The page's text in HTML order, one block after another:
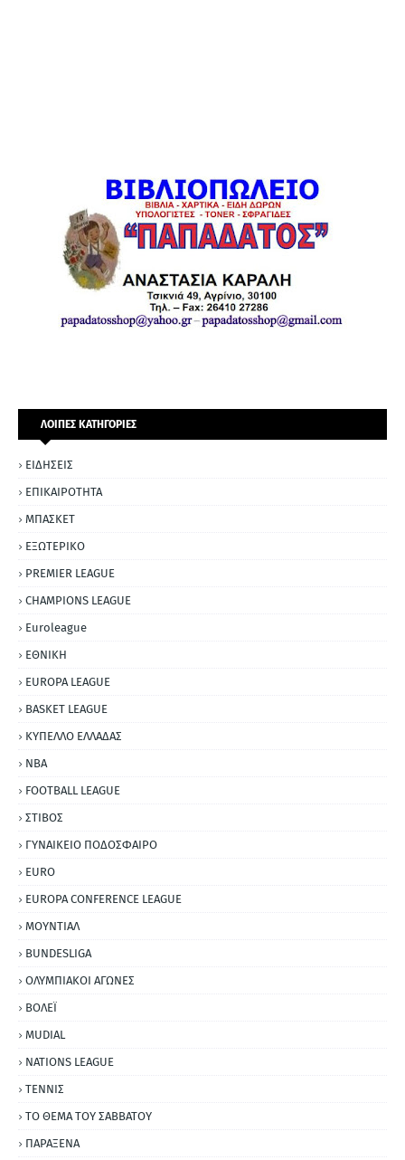
ΛΟΙΠΕΣ ΚΑΤΗΓΟΡΙΕΣ
ΕΙΔΗΣΕΙΣ
ΕΠΙΚΑΙΡΟΤΗΤΑ
ΜΠΑΣΚΕΤ
ΕΞΩΤΕΡΙΚΟ
PREMIER LEAGUE
CHAMPIONS LEAGUE
Euroleague
ΕΘΝΙΚΗ
EUROPA LEAGUE
BASKET LEAGUE
ΚΥΠΕΛΛΟ ΕΛΛΑΔΑΣ
NBA
FOOTBALL LEAGUE
ΣΤΙΒΟΣ
ΓΥΝΑΙΚΕΙΟ ΠΟΔΟΣΦΑΙΡΟ
EURO
EUROPA CONFERENCE LEAGUE
ΜΟΥΝΤΙΑΛ
BUNDESLIGA
ΟΛΥΜΠΙΑΚΟΙ ΑΓΩΝΕΣ
ΒΟΛΕΪ
MUDIAL
NATIONS LEAGUE
ΤΕΝΝΙΣ
ΤΟ ΘΕΜΑ ΤΟΥ ΣΑΒΒΑΤΟΥ
ΠΑΡΑΞΕΝΑ